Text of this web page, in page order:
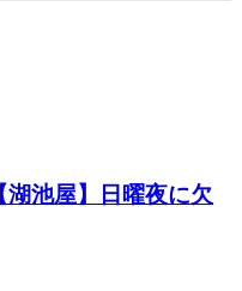
池屋】日曜夜に欠